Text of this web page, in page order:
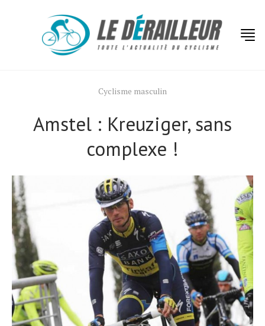
Cyclisme masculin
Amstel : Kreuziger, sans
complexe !